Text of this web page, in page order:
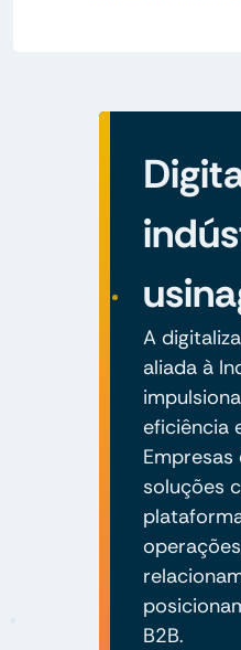
A
aliada à
eficiência
soluções
B2B.